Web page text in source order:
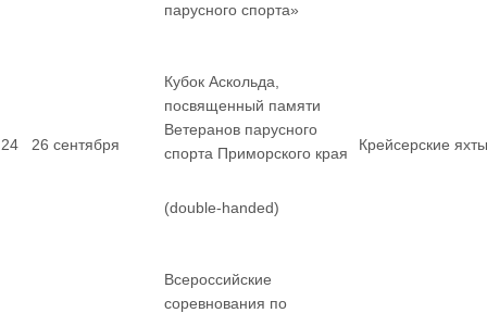
парусного спорта»
24 26 сентября
Кубок Аскольда,
посвященный памяти
Ветеранов парусного
спорта Приморского края
(double-handed)
Крейсерские яхты
Всероссийские
соревнования по